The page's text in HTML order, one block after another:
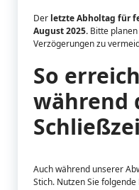
Der letzte Abholtag für
August 2025. Bitte
Verzögerungen zu
So
während
Auch während unserer
Stich. Nutzen Sie